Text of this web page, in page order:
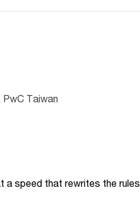
PwC Taiwan
a speed that rewrites the rules